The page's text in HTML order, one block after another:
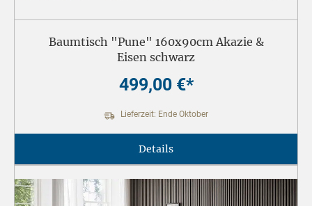
Baumtisch "Pune" 160x90cm Akazie &
Eisen schwarz
499,00 €*
Lieferzeit: Ende Oktober
Details